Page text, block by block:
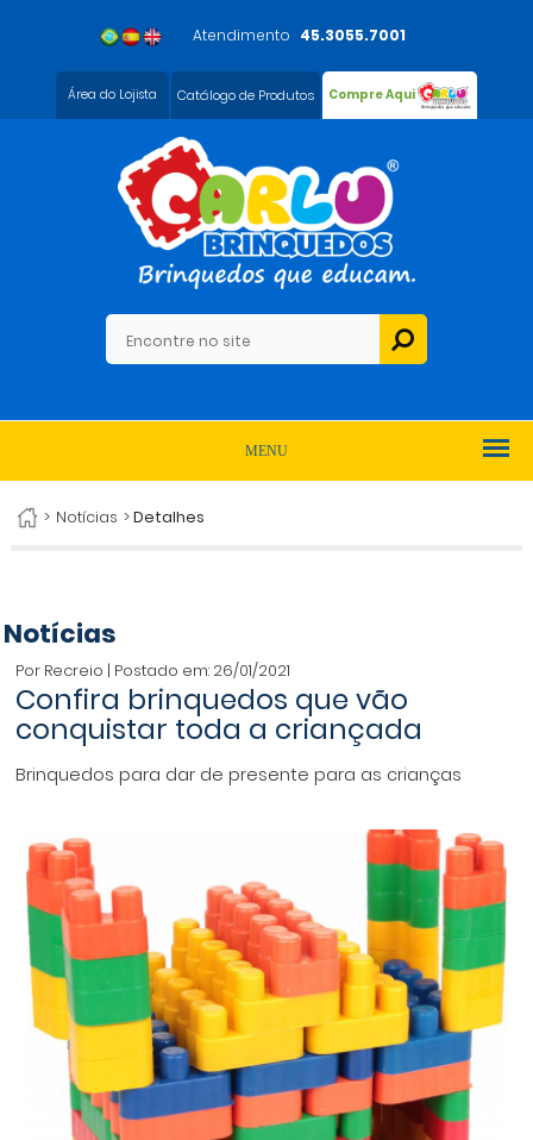
Atendimento 45.3055.7001
Área do Lojista Catálogo de Produtos Compre Aqui
MENU
> Notícias >Detalhes
Notícias
Por Recreio | Postado em: 26/01/2021
Confira brinquedos que vão
conquistar toda a criançada
Brinquedos para dar de presente para as crianças